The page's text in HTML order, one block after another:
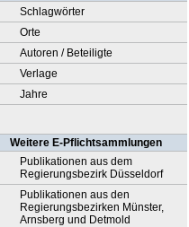
Schlagwörter
Orte
Autoren / Beteiligte
Verlage
Jahre
Weitere E-Pflichtsammlungen
Publikationen aus dem
Regierungsbezirk Düsseldorf
Publikationen aus den
Regierungsbezirken Münster,
Arnsberg und Detmold